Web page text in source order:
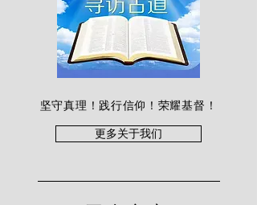
坚守真理！践行信仰！荣耀基督！
更多关于我们